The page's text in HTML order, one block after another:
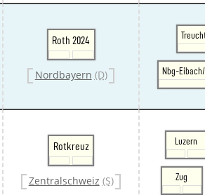
Roth 2024
Nordbayern (D) Nbg-
Rotkreuz
Zentralschweiz (S)
Luzern
Zug